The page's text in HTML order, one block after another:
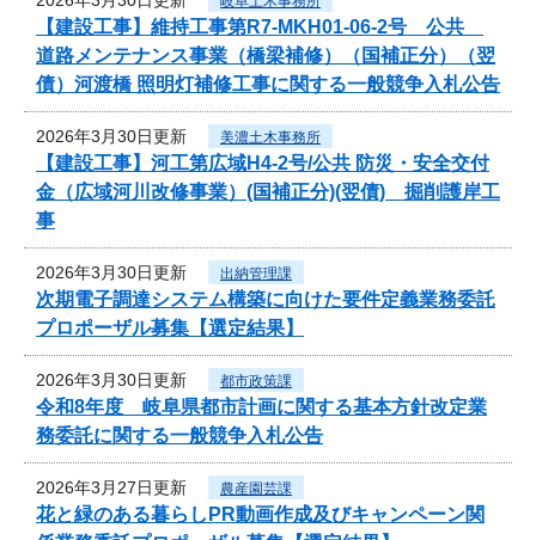
【建設工事】維持工事第R7-MKH01-06-2号 公共
道路メンテナンス事業（橋梁補修）（国補正分）（翌
債）河渡橋 照明灯補修工事に関する一般競争入札公告
2026年3月30日更新 美濃土木事務所
【建設工事】河工第広域H4-2号/公共 防災・安全交付
金（広域河川改修事業）(国補正分)(翌債) 掘削護岸工
事
2026年3月30日更新 出納管理課
次期電子調達システム構築に向けた要件定義業務委託
プロポーザル募集【選定結果】
2026年3月30日更新 都市政策課
令和8年度 岐阜県都市計画に関する基本方針改定業
務委託に関する一般競争入札公告
2026年3月27日更新 農産園芸課
花と緑のある暮らしPR動画作成及びキャンペーン関